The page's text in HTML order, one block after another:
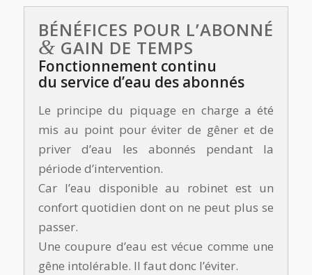
BÉNÉFICES POUR L’ABONNÉ
& GAIN DE TEMPS
Fonctionnement continu
du service d’eau des abonnés
Le principe du piquage en charge a été
mis au point pour éviter de gêner et de
priver d’eau les abonnés pendant la
période d’intervention.
Car l’eau disponible au robinet est un
confort quotidien dont on ne peut plus se
passer.
Une coupure d’eau est vécue comme une
gêne intolérable. Il faut donc l’éviter.